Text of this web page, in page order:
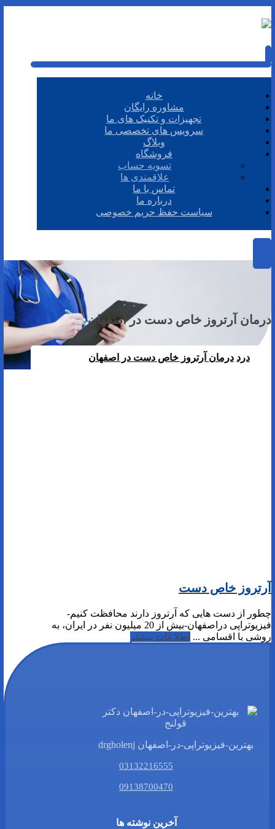
خانه
مشاوره رایگان
تجهیزات و تکنیک های ما
سرویس های تخصصی ما
وبلاگ
فروشگاه
تسویه حساب
علاقمندی ها
تماس با ما
درباره ما
سیاست حفظ حریم خصوصی
درمان آرتروز خاص دست در اصفهان
درد درمان آرتروز خاص دست در اصفهان
آرتروز خاص دست
چطور از دست هایی که آرتروز دارند محافظت کنیم-
فیزیوتراپی دراصفهان-بیش از 20 میلیون نفر در ایران، به
روشی با اقسامی ... اطلاعات بیشتر
بهترین-فیزیوتراپی-در-اصفهان drgholenj
03132216555
09138700470
آخرین نوشته ها